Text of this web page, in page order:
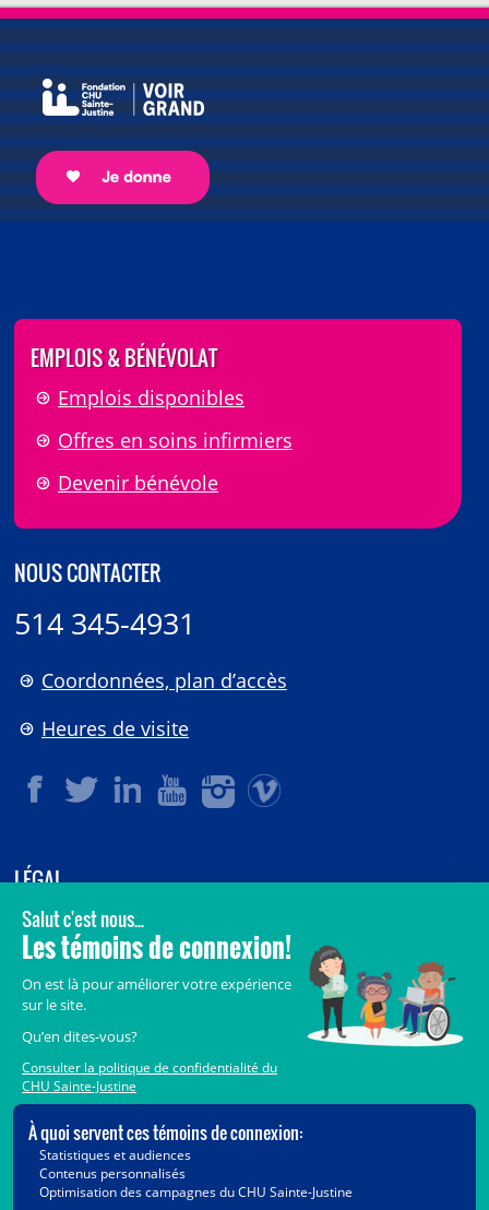
EMPLOIS & BÉNÉVOLAT
Emplois disponibles
Offres en soins infirmiers
Devenir bénévole
NOUS CONTACTER
514 345-4931
Coordonnées, plan d’accès
Heures de visite
LÉGAL
© 2006-2026CHU Sainte-Justine.
Tous droits réservés.
Crédits
Accès aux documents des organismes publics